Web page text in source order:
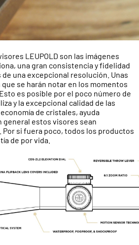
LEUPOLD son las imágenes
una gran consistencia y fidelidad
una excepcional resolución. Unas
se harán notar en los momentos
es posible por el poco número de
y la excepcional calidad de las
de cristales, ayuda
general estos visores sean
si fuera poco, todos los productos
de por vida.